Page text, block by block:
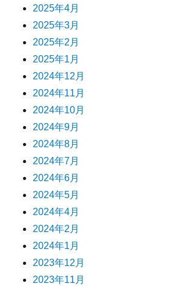
2025年4月
2025年3月
2025年2月
2025年1月
2024年12月
2024年11月
2024年10月
2024年9月
2024年8月
2024年7月
2024年6月
2024年5月
2024年4月
2024年2月
2024年1月
2023年12月
2023年11月